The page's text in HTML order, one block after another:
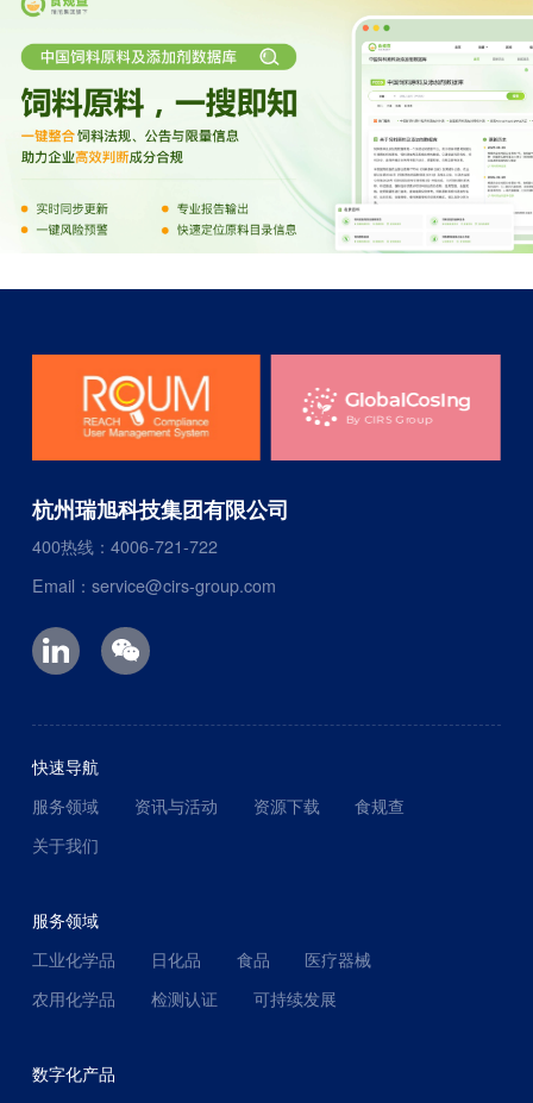
杭州瑞旭科技集团有限公司
400热线：4006-721-722
Email：service@cirs-group.com
快速导航
服务领域
资讯与活动 资源下载
食规查
关于我们
服务领域
工业化学品
日化品 食品
医疗器械
农用化学品
检测认证 可持续发展
数字化产品